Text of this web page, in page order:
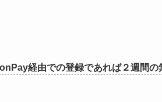
経由での登録であれば２週間の